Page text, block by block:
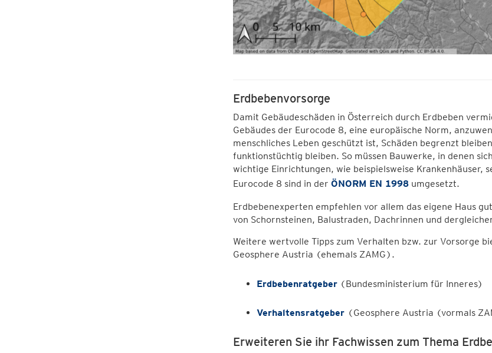
Erdbebenvorsorge
Damit Gebäudeschäden in Österreich durch Erdbeben
Gebäudes der Eurocode 8, eine europäische Norm,
menschliches Leben geschützt ist, Schäden begrenzt
funktionstüchtig bleiben. So müssen Bauwerke, in denen
wichtige Einrichtungen, wie beispielsweise Krankenhäuser,
Eurocode 8 sind in der ÖNORM EN 1998umgesetzt.
Erdbebenexperten empfehlen vor allem das eigene Haus
von Schornsteinen, Balustraden, Dachrinnen und
Weitere wertvolle Tipps zum Verhalten bzw. zur Vorsorge
Geosphere Austria (ehemals ZAMG).
Erdbebenratgeber(Bundesministerium für Inneres)
Verhaltensratgeber (Geosphere Austria (vormals
Erweiteren Sie ihr Fachwissen zum Thema